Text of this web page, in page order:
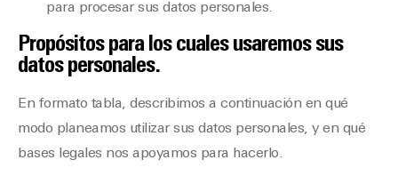
para procesar sus datos personales.
Propósitos para los cuales usaremos sus
datos personales.
En formato tabla, describimos a continuación en qué
modo planeamos utilizar sus datos personales, y en qué
bases legales nos apoyamos para hacerlo.